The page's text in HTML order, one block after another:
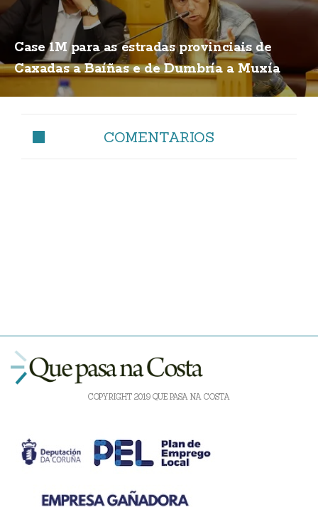
Case 1M para as estradas provinciais de
Caxadas a Baíñas e de Dumbría a Muxía
COMENTARIOS
COPYRIGHT 2019 QUE PASA NA COSTA